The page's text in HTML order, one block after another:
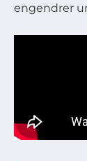
engendrer